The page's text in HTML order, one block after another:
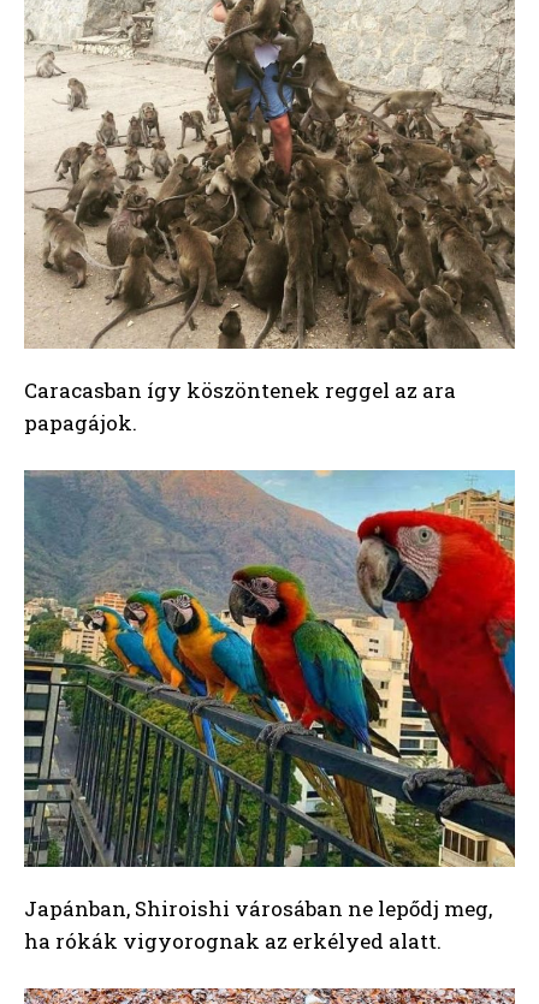
Caracasban így köszöntenek reggel az ara
papagájok.
Japánban, Shiroishi városában ne lepődj meg,
ha rókák vigyorognak az erkélyed alatt.